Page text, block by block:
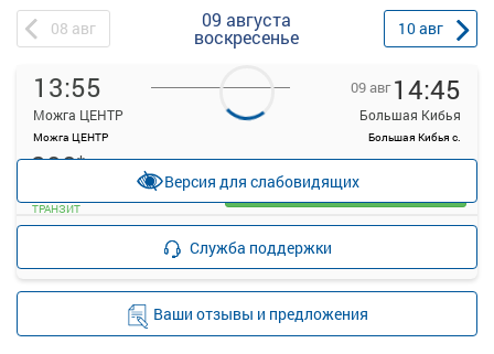
08 авг 09 августа
воскресенье 10авг
13:55
Можга ЦЕНТР
Можга ЦЕНТР
09 авг 14:45
Большая Кибья
Большая Кибья с.
200*
ТРАНЗИТ
Выбрать
Версия для слабовидящих
Служба поддержки
Ваши отзывы и предложения